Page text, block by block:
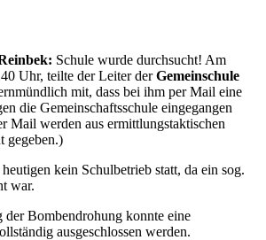
Schule wurde durchsucht! Am
Uhr, teilte der Leiter derGemeinschule
mit, dass bei ihm per Mail eine
die Gemeinschaftsschule eingegangen
Mail werden aus ermittlungstaktischen
gegeben.)
kein Schulbetrieb statt, da ein sog.
war.
Bombendrohung konnte eine
ausgeschlossen werden.